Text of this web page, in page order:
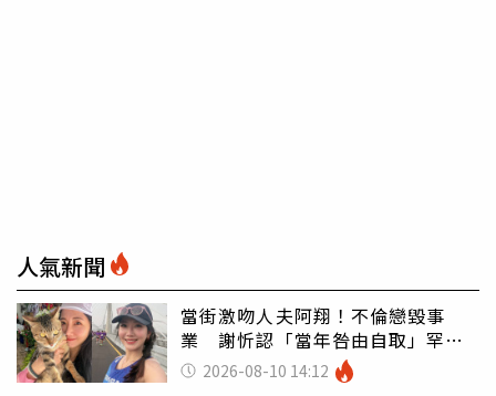
人氣新聞
當街激吻人夫阿翔！不倫戀毀事
業 謝忻認「當年咎由自取」罕吐
心聲2026-08-10 14:12